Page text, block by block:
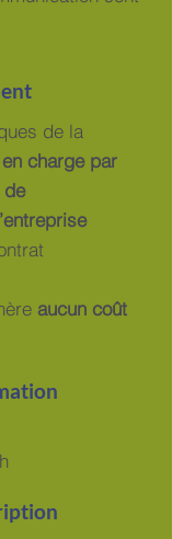
de la
charge par
de
aucun coût